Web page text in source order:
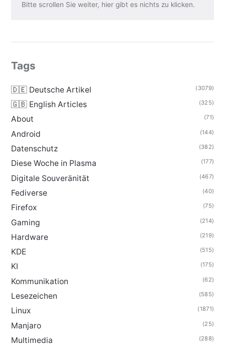
Bitte scrollen Sie weiter, hier gibt es nichts zu klicken.
Tags
🇩🇪 Deutsche Artikel (3079)
🇬🇧 English Articles (325)
About (71)
Android (144)
Datenschutz (382)
Diese Woche in Plasma (177)
Digitale Souveränität (467)
Fediverse (40)
Firefox (75)
Gaming (214)
Hardware (219)
KDE (515)
KI (175)
Kommunikation (62)
Lesezeichen (585)
Linux (1871)
Manjaro (25)
Multimedia (288)